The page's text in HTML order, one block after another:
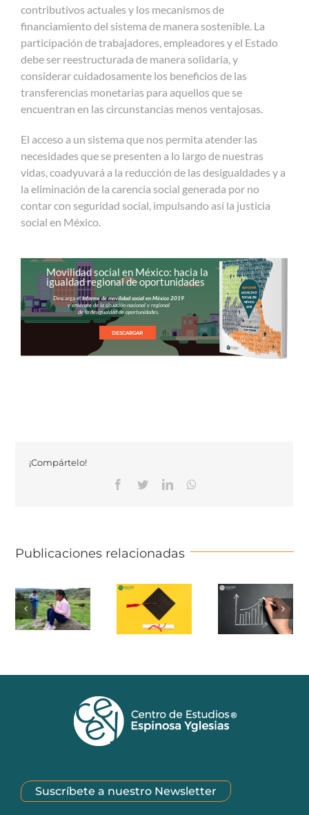
contributivos actuales y los mecanismos de
financiamiento del sistema de manera sostenible. La
participación de trabajadores, empleadores y el Estado
debe ser reestructurada de manera solidaria, y
considerar cuidadosamente los beneficios de las
transferencias monetarias para aquellos que se
encuentran en las circunstancias menos ventajosas.
El acceso a un sistema que nos permita atender las
necesidades que se presenten a lo largo de nuestras
vidas, coadyuvará a la reducción de las desigualdades y a
la eliminación de la carencia social generada por no
contar con seguridad social, impulsando así la justicia
social en México.
Movilidad social en México: hacia la
igualdad regional de oportunidades
Descarga elInforme de movilidad social en México 2019
y entérate de la situación nacional y regional
de la desigualdad de oportunidades.
DESCARGAR
¡Compártelo!
Facebook
TwitterLinkedinWhatsapp
Publicaciones relacionadas
Suscríbete a nuestro Newsletter